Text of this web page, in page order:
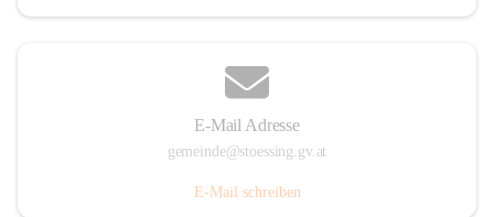
E-Mail Adresse
gemeinde@stoessing.gv.at
E-Mail schreiben